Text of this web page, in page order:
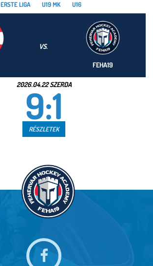
ERSTE LIGA U19 MK U16
VS.
FEHA19
2026.04.22 SZERDA
9:1
RÉSZLETEK